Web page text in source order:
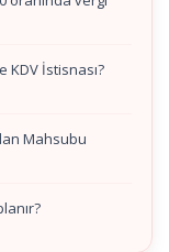
KDV İstisnası?
Mahsubu